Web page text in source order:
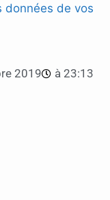
données de vos
2019 à 23:13